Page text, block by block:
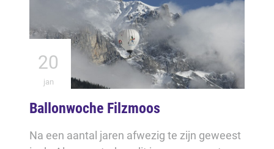
20
jan
Ballonwoche Filzmoos
Na een aantal jaren afwezig te zijn geweest